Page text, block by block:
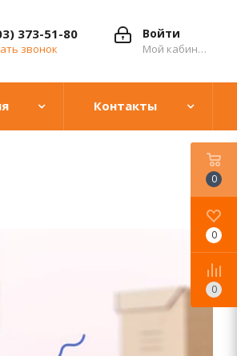
Войти
Мой кабинет
373-51-80
звонок
Контакты
0
0
0